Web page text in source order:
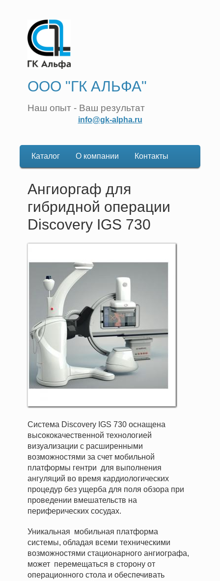
ООО "ГК АЛЬФА"
Наш опыт - Ваш результат
info@gk-alpha.ru
Основная
навигация
Каталог О компании Контакты
Ангиоргаф для
гибридной операции
Discovery IGS 730
Система Discovery IGS 730 оснащена
высококачественной технологией
визуализации с расширенными
возможностями за счет мобильной
платформы гентри для выполнения
ангуляций во время кардиологических
процедур без ущерба для поля обзора при
проведении вмешательств на
периферических сосудах.
Уникальная мобильная платформа
системы, обладая всеми техническими
возможностями стационарного ангиографа,
может перемещаться в сторону от
операционного стола и обеспечивать